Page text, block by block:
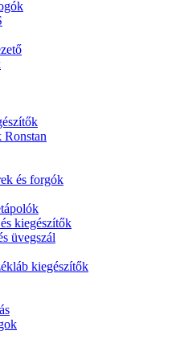
és forgók
kiegészítők
üvegszál
kiegészítők